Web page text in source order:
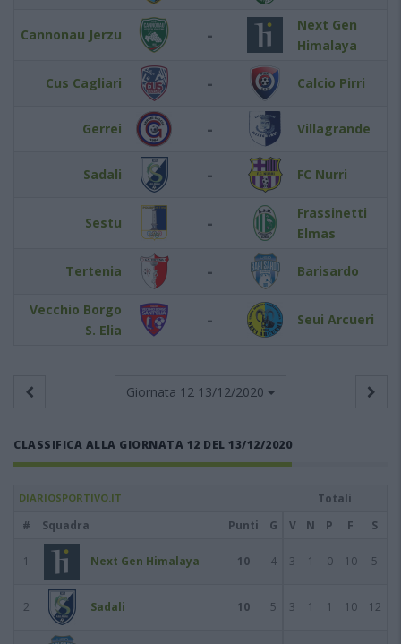
Cannonau Jerzu -
Next Gen
Himalaya
Cus Cagliari - Calcio Pirri
Gerrei - Villagrande
Sadali - FC Nurri
Sestu -
Frassinetti
Elmas
Tertenia - Barisardo
Vecchio Borgo
S. Elia
- Seui Arcueri
Giornata 12 13/12/2020
CLASSIFICA ALLA GIORNATA 12 DEL 13/12/2020
DIARIOSPORTIVO.IT
Totali
#
Squadra Punti G V N P F S
1 Next Gen Himalaya 10 4 3 1 0 10 5
2 Sadali 10 5 3 1 1 10 12